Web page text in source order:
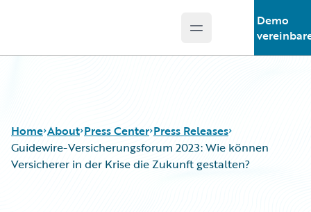
Open main menu
Demo
Home About Press Center Press Releases
Guidewire-Versicherungsforum 2023: Wie können
Versicherer in der Krise die Zukunft gestalten?